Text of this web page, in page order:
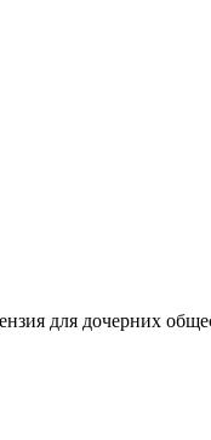
для дочерних